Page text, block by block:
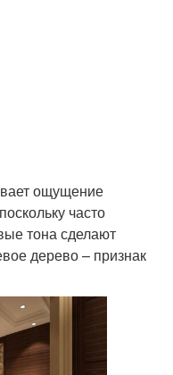
ощущение
часто
тона сделают
дерево – признак